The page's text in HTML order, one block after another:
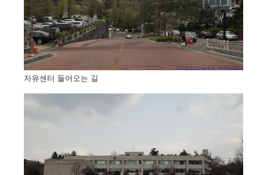
자유센터 들어오는 길